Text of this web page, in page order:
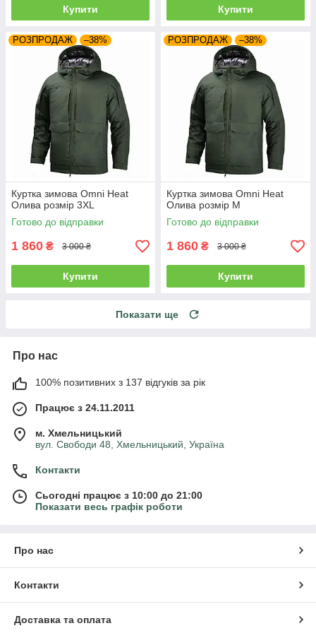
Купити Купити
РОЗПРОДАЖ –38%
Куртка зимова Omni Heat
Олива розмір 3XL
Готово до відправки
1 860 ₴ 3 000 ₴
Купити
РОЗПРОДАЖ –38%
Куртка зимова Omni Heat
Олива розмір M
Готово до відправки
1 860 ₴ 3 000 ₴
Купити
Показати ще
Про нас
100% позитивних з 137 відгуків за рік
Працює з 24.11.2011
м. Хмельницький
вул. Свободи 48, Хмельницький, Україна
Контакти
Сьогодні працює з 10:00 до 21:00
Показати весь графік роботи
Про нас
Контакти
Доставка та оплата